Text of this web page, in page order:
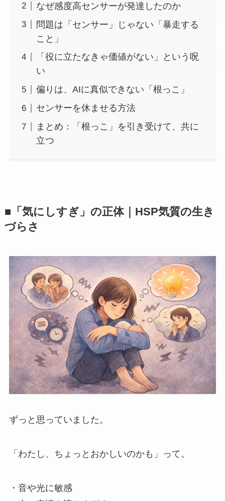
なぜ感度高センサーが発達したのか
問題は「センサー」じゃない「暴走する
こと」
「役に立たなきゃ価値がない」という呪
い
偏りは、AIに真似できない「根っこ」
センサーを休ませる方法
まとめ：「根っこ」を引き受けて、共に
立つ
■「気にしすぎ」の正体｜HSP気質の生き
づらさ
ずっと思っていました。
「わたし、ちょっとおかしいのかも」って。
・音や光に敏感